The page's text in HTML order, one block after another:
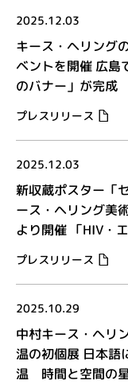
2025.12.03
キース・ヘリング
ベントを開催 広島
のバナー」が完成
プレスリリース
2025.12.03
新収蔵ポスター「
ース・ヘリング美
より開催 「HIV・
プレスリリース
2025.10.29
中村キース・ヘリ
温の初個展 日本語
温 時間と空間の